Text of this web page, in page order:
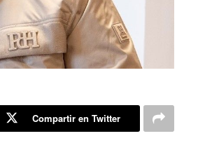
Compartir en Twitter